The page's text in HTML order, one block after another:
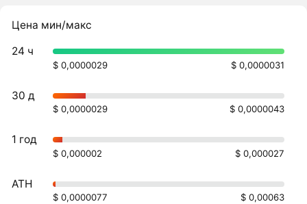
Цена мин/макс
24 ч
$ 0,0000029 $ 0,0000031
30 д
$ 0,0000029 $ 0,0000043
1 год
$ 0,000002 $ 0,000027
ATH
$ 0,0000077
$ 0,00063